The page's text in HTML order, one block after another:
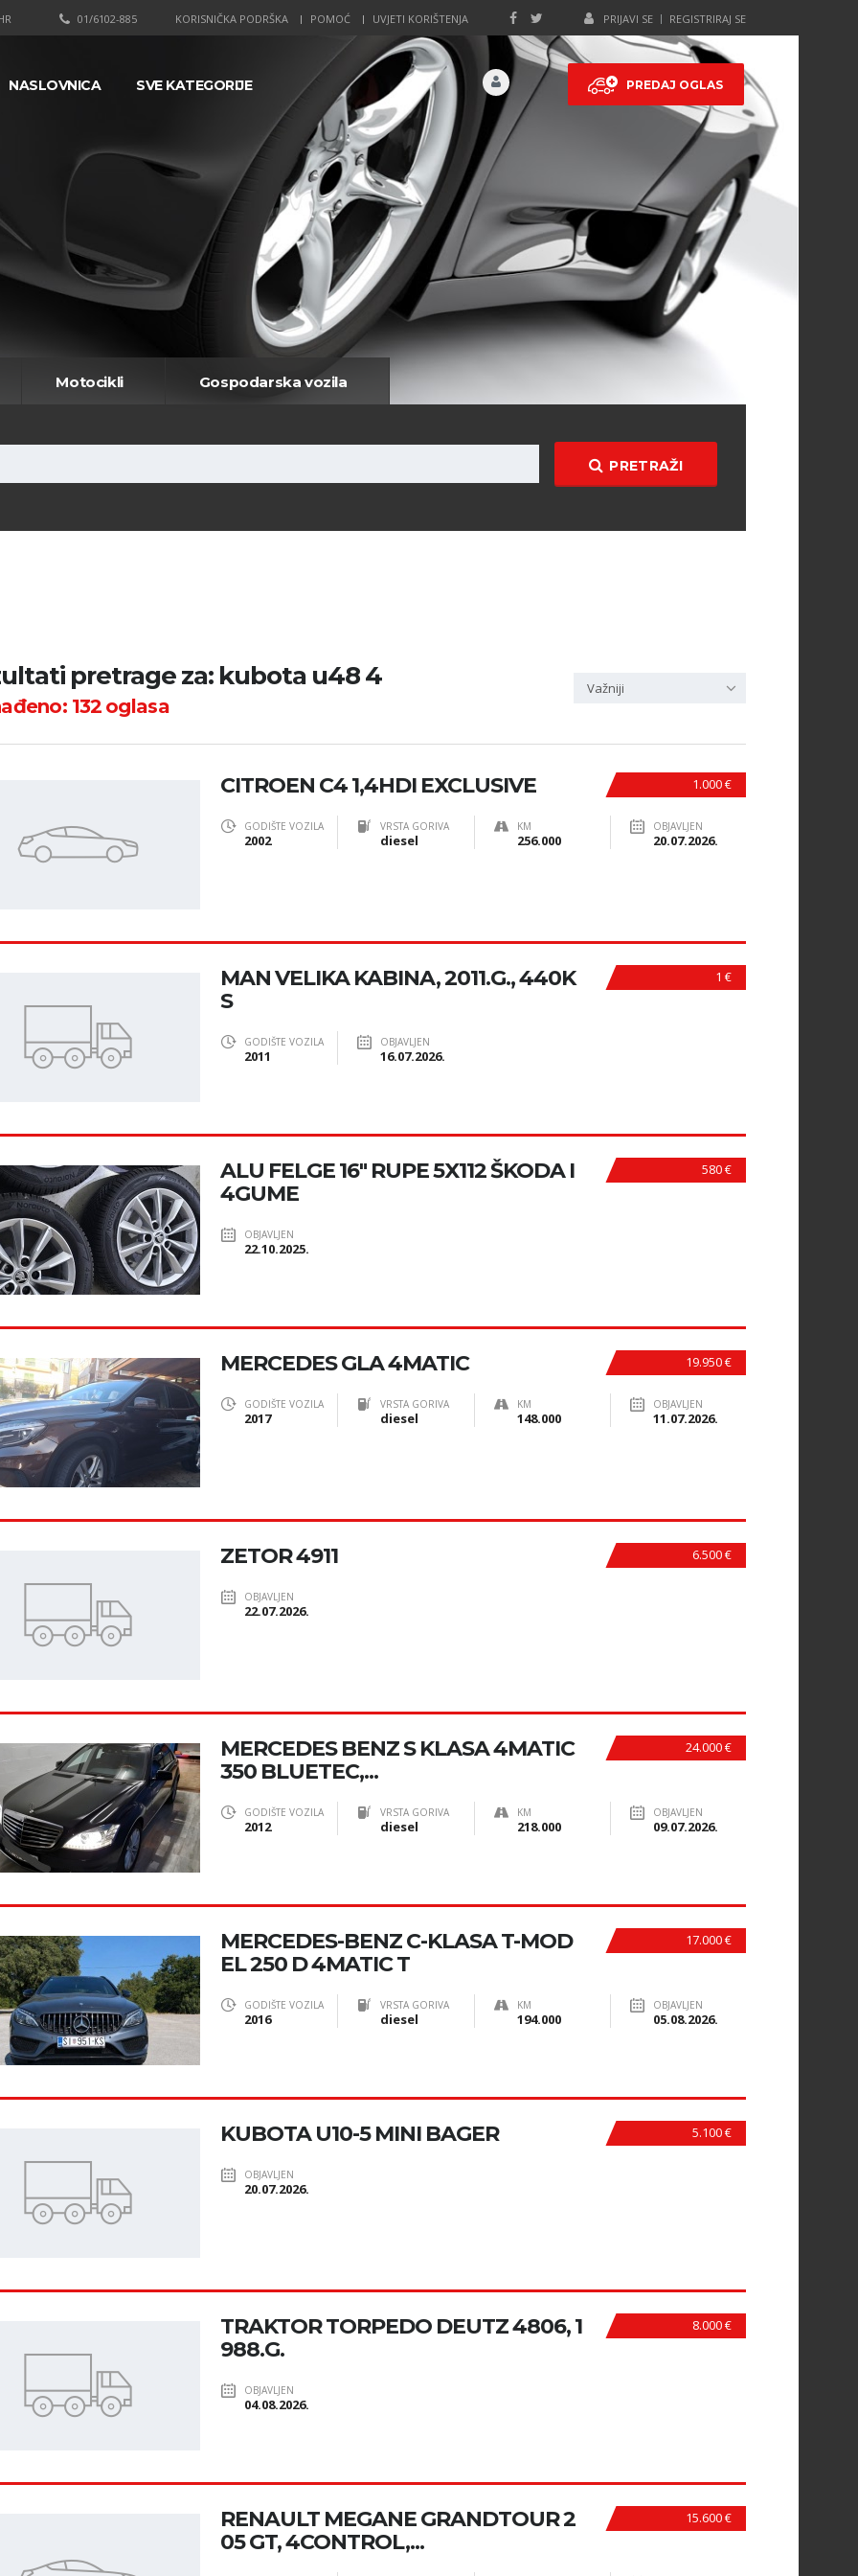
PRIJAVI SE REGISTRIRAJ SE
KORISNIČKA PODRŠKA POMOĆ UVJETI KORIŠTENJA
01/6102-885
PREDAJ OGLAS
NASLOVNICA SVE KATEGORIJE
Motocikli Gospodarska vozila
PRETRAŽI
pretrage za: kubota u48 4
132oglasa
Važniji
1.000 €
CITROEN C4 1,4HDI EXCLUSIVE
GODIŠTE VOZILA
2002
VRSTA GORIVA
diesel
KM
256.000
OBJAVLJEN
20.07.2026.
1 €
MAN VELIKA KABINA, 2011.G., 440K
S
GODIŠTE VOZILA
2011
OBJAVLJEN
16.07.2026.
580 €
ALU FELGE 16" RUPE 5X112 ŠKODA I
4GUME
OBJAVLJEN
22.10.2025.
19.950 €
MERCEDES GLA 4MATIC
GODIŠTE VOZILA
2017
VRSTA GORIVA
diesel
KM
148.000
OBJAVLJEN
11.07.2026.
6.500 €
ZETOR 4911
OBJAVLJEN
22.07.2026.
24.000 €
MERCEDES BENZ S KLASA 4MATIC
350 BLUETEC,...
GODIŠTE VOZILA
2012
VRSTA GORIVA
diesel
KM
218.000
OBJAVLJEN
09.07.2026.
17.000 €
MERCEDES-BENZ C-KLASA T-MOD
EL 250 D 4MATIC T
GODIŠTE VOZILA
2016
VRSTA GORIVA
diesel
KM
194.000
OBJAVLJEN
05.08.2026.
5.100 €
KUBOTA U10-5 MINI BAGER
OBJAVLJEN
20.07.2026.
8.000 €
TRAKTOR TORPEDO DEUTZ 4806, 1
988.G.
OBJAVLJEN
04.08.2026.
15.600 €
RENAULT MEGANE GRANDTOUR 2
05 GT, 4CONTROL,...